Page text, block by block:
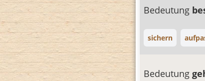
Bedeutung
sichern
Bedeutung